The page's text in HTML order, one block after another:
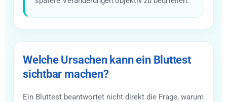
Welche Ursachen kann ein Bluttest
sichtbar machen?
Ein Bluttest beantwortet nicht direkt die Frage, warum